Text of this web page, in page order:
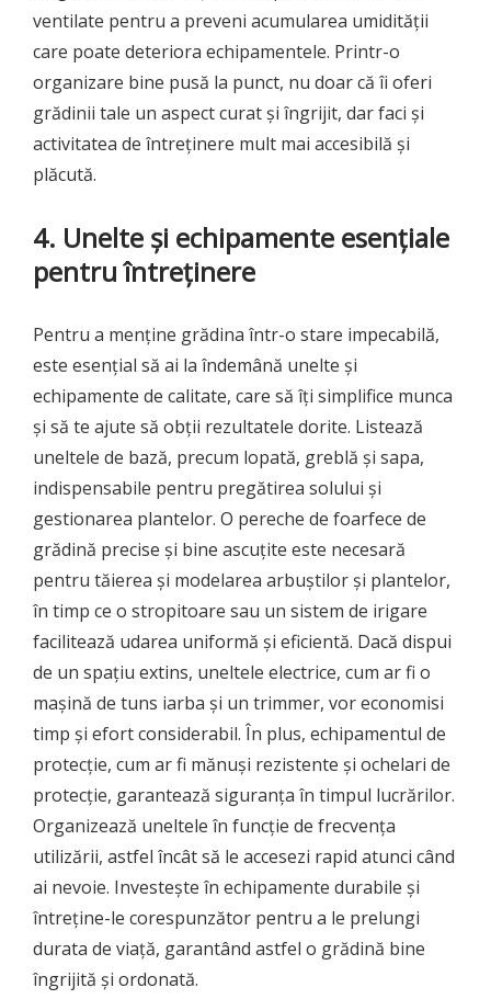
ventilate pentru a preveni acumularea umidității
care poate deteriora echipamentele. Printr-o
organizare bine pusă la punct, nu doar că îi oferi
grădinii tale un aspect curat și îngrijit, dar faci și
activitatea de întreținere mult mai accesibilă și
plăcută.
4. Unelte și echipamente esențiale
pentru întreținere
Pentru a menține grădina într-o stare impecabilă,
este esențial să ai la îndemână unelte și
echipamente de calitate, care să îți simplifice munca
și să te ajute să obții rezultatele dorite. Listează
uneltele de bază, precum lopată, greblă și sapa,
indispensabile pentru pregătirea solului și
gestionarea plantelor. O pereche de foarfece de
grădină precise și bine ascuțite este necesară
pentru tăierea și modelarea arbuștilor și plantelor,
în timp ce o stropitoare sau un sistem de irigare
facilitează udarea uniformă și eficientă. Dacă dispui
de un spațiu extins, uneltele electrice, cum ar fi o
mașină de tuns iarba și un trimmer, vor economisi
timp și efort considerabil. În plus, echipamentul de
protecție, cum ar fi mănuși rezistente și ochelari de
protecție, garantează siguranța în timpul lucrărilor.
Organizează uneltele în funcție de frecvența
utilizării, astfel încât să le accesezi rapid atunci când
ai nevoie. Investește în echipamente durabile și
întreține-le corespunzător pentru a le prelungi
durata de viață, garantând astfel o grădină bine
îngrijită și ordonată.